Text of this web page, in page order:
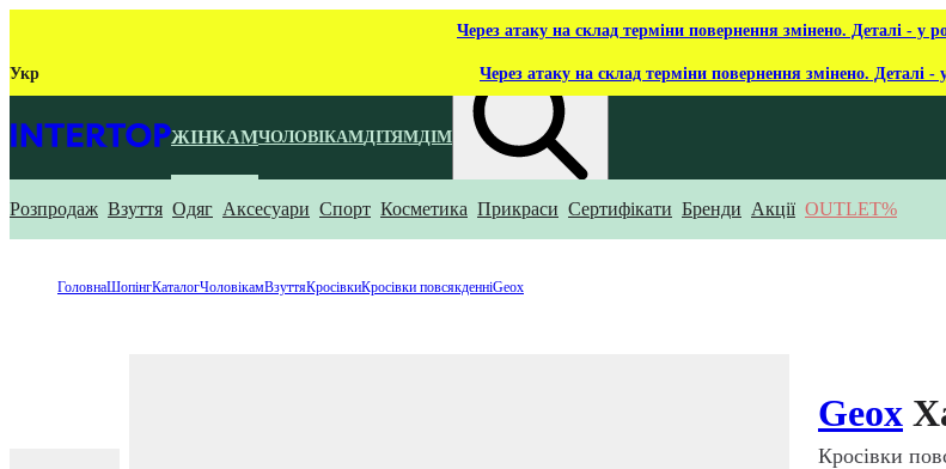
Через атаку на склад терміни повернення змінено. Деталі - у
Укр Через атаку на склад терміни повернення змінено. Деталі -
ЖІНКАМЧОЛОВІКАМДІТЯМДІМ
Що ти шукаєш?
Розпродаж Взуття Одяг Аксесуари Спорт Косметика Прикраси Сертифікати Бренди Акції OUTLET%
ГоловнаШопінгКаталогЧоловікамВзуттяКросівкиКросівки повсякденніGeox
Geox
Кросівки